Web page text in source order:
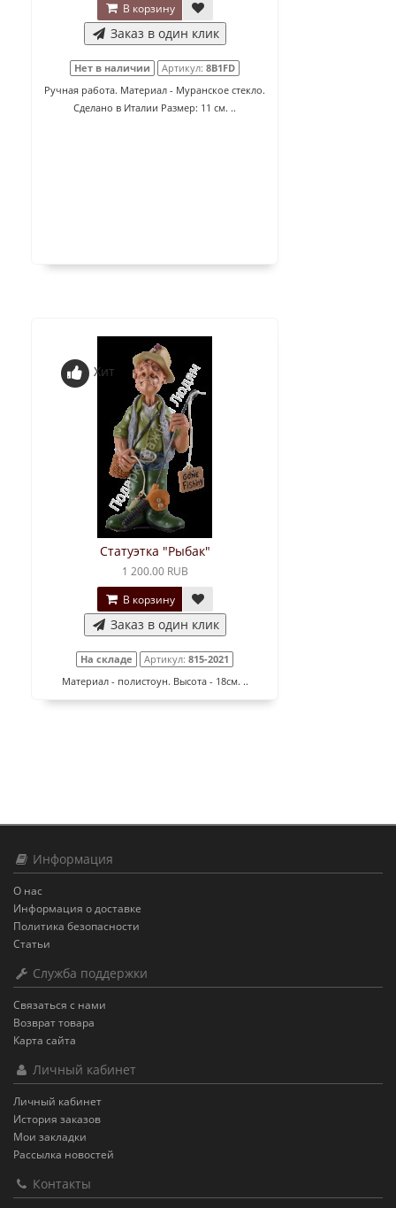
В корзину
Заказ в один клик
Нет в наличии Артикул: 8B1FD
Ручная работа. Материал - Муранское стекло.
Сделано в Италии Размер: 11 см. ..
Хит
Статуэтка "Рыбак"
1 200.00 RUB
В корзину
Заказ в один клик
На складе Артикул: 815-2021
Материал - полистоун. Высота - 18см. ..
Информация
О нас
Информация о доставке
Политика безопасности
Статьи
Служба поддержки
Связаться с нами
Возврат товара
Карта сайта
Личный кабинет
Личный кабинет
История заказов
Мои закладки
Рассылка новостей
Контакты